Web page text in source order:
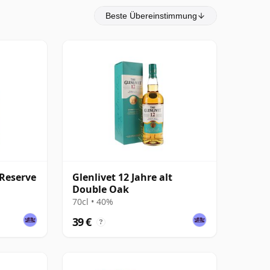
Beste Übereinstimmung
Glenlivet 12 Jahre alt
Double Oak
70cl • 40%
39 € ?